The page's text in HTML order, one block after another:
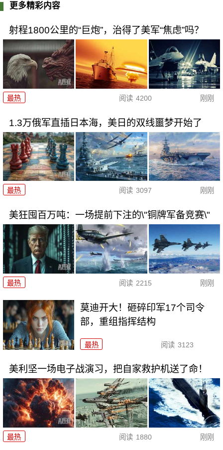
更多精彩内容
射程1800公里的“巨炮”，治得了美军“焦虑”吗？
最热 阅读 4200 刚刚
1.3万俄军直插日本海，美日的双线噩梦开始了
最热 阅读 3097 刚刚
美狂囤百万吨：一场提前下注的\"铜牌军备竞赛\"
最热 阅读 2215 刚刚
莫迪开大！砸碎印军17个司令
部，重组指挥结构
最热 阅读 3123
美利坚一场电子战演习，把自家救护机送了命！
最热 阅读 1880 刚刚